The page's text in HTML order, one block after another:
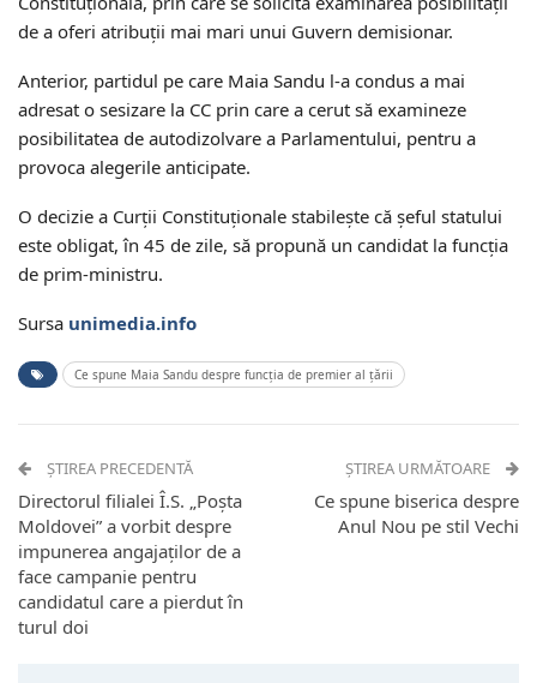
de a oferi atribuții mai mari unui Guvern demisionar.
Anterior, partidul pe care Maia Sandu l-a condus a mai
adresat o sesizare la CC prin care a cerut să examineze
posibilitatea de autodizolvare a Parlamentului, pentru a
provoca alegerile anticipate.
O decizie a Curții Constituționale stabilește că șeful statului
este obligat, în 45 de zile, să propună un candidat la funcția
de prim-ministru.
Sursa unimedia.info
Ce spune Maia Sandu despre funcția de premier al țării
ȘTIREA PRECEDENTĂ
Directorul filialei Î.S. „Poșta
Moldovei” a vorbit despre
impunerea angajaților de a
face campanie pentru
candidatul care a pierdut în
turul doi
ȘTIREA URMĂTOARE
Ce spune biserica despre
Anul Nou pe stil Vechi